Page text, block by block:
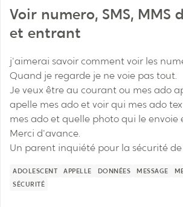
Voir numero, SMS, MMS
et entrant
j'aimerai savoir comment voir les
Quand je regarde je ne voie pas tout.
Je veux être au courant ou mes ado
apelle mes ado et voir qui mes ado
mes ado et quelle photo qui le envoie
Merci d'avance.
Un parent inquiété pour la sécurité
ADOLESCENT APPELLE DONNÉES MESSAGE
SÉCURITÉ